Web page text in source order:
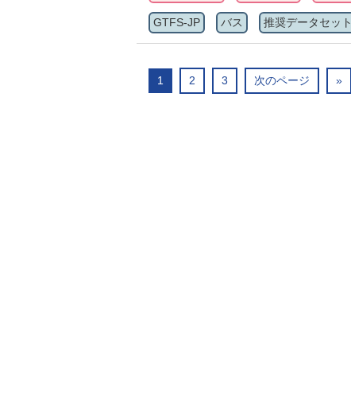
GTFS-JP バス 推奨データセット
1 2 3 次のページ »